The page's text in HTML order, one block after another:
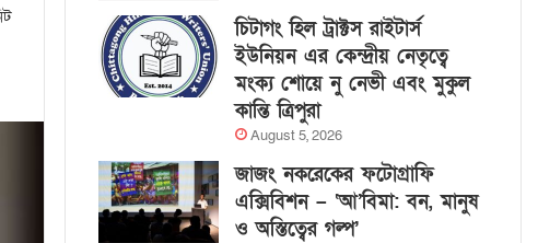
চিটাগং হিল ট্রাক্টস রাইটার্স
ইউনিয়ন এর কেন্দ্রীয় নেতৃত্বে
মংক্য শোয়ে নু নেভী এবং মুকুল
কান্তি ত্রিপুরা
August 5, 2026
জাজং নকরেকের ফটোগ্রাফি
এক্সিবিশন – ‘আ’বিমা: বন, মানুষ
ও অস্তিত্বের গল্প’